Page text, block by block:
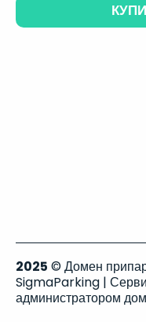
2025 © Домен
SigmaParking |
администратором